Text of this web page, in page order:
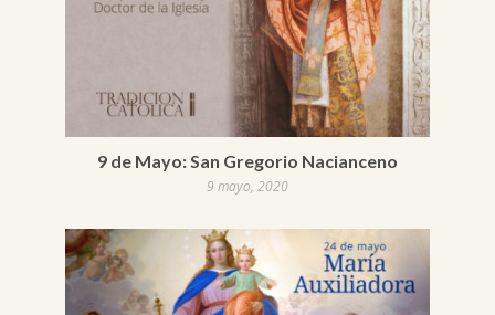
9 de Mayo: San Gregorio Nacianceno
9 mayo, 2020